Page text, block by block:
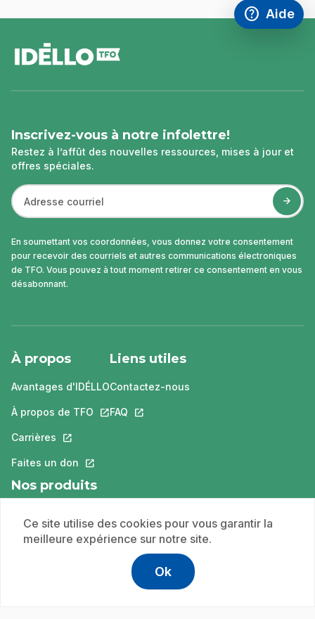
help
Accéder à
Aide
,Ce lien
de
page
Inscrivez-vous à notre infolettre!
Restez à l’affût des nouvelles ressources, mises à jour et
offres spéciales.
En soumettant vos coordonnées, vous donnez votre consentement
pour recevoir des courriels et autres communications électroniques
de TFO. Vous pouvez à tout moment retirer ce consentement en vous
désabonnant.
À propos
Avantages d'IDÉLLO
À propos de TFO Ce lien s'ouvrira dans un nouvel onglet.
Carrières Ce lien s'ouvrira dans un nouvel onglet.
Faites un don Ce lien s'ouvrira dans un nouvel onglet.
Liens utiles
Contactez-nous
FAQ Ce lien s'ouvrira dans un nouvel
Nos produits
TFO apprendre à la maisonCe lien s'ouvrira dans un nouvel
Ce lien s'ouvrira dans un nouvel onglet.
Ce lien s'ouvrira dans un nouvel onglet.
Ce site utilise des cookies pour vous garantir la
meilleure expérience sur notre site.
Ok